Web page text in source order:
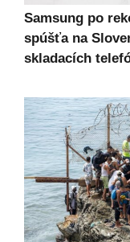
Samsung po
spúšťa na
skladacích